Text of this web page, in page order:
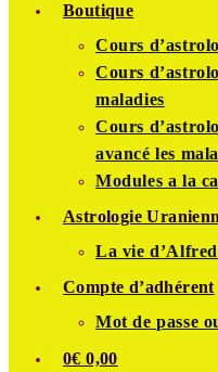
Boutique
Cours
Cours
maladies
Cours
avancé les
Modules a la
Astrologie
La vie
Compte d’adhérent
Mot de passe
0€ 0,00